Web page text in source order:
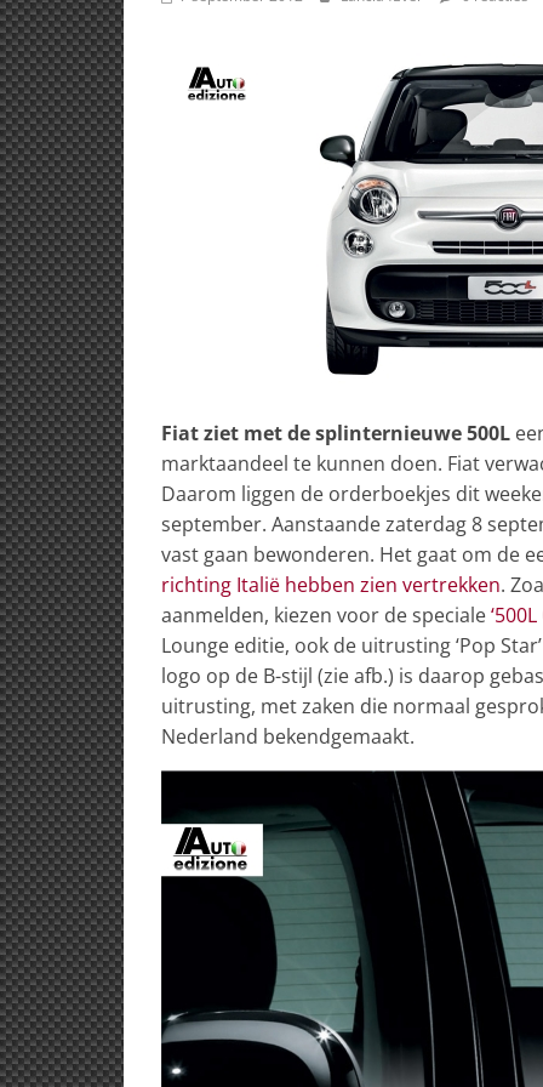
Fiat ziet met de splinternieuwe 500L
marktaandeel te kunnen doen. Fiat
Daarom liggen de orderboekjes dit
september. Aanstaande zaterdag 8
vast gaan bewonderen. Het gaat om de
richting Italië hebben zien vertrekken.
aanmelden, kiezen voor de speciale
Lounge editie, ook de uitrusting ‘Pop
logo op de B-stijl (zie afb.) is daarop
uitrusting, met zaken die normaal
Nederland bekendgemaakt.